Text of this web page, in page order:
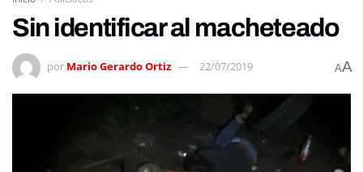
Sin identificar al macheteado
por Mario Gerardo Ortiz 22/07/2019 AA